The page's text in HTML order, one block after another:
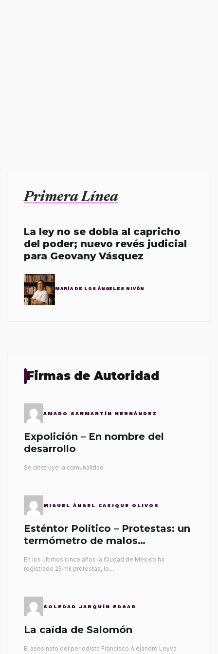
Primera Línea
La ley no se dobla al capricho
del poder; nuevo revés judicial
para Geovany Vásquez
MARÍA DE LOS ÁNGELES NIVÓN
Firmas de Autoridad
AMADO SANMARTÍN HERNÁNDEZ
Expolición – En nombre del
desarrollo
Se destruye la comunalidad
MIGUEL ÁNGEL CASIQUE OLIVOS
Esténtor Político – Protestas: un
termómetro de malos
En los últimos cinco años la Ciudad de México ha
registrado 25 mil protestas, lo…
SOLEDAD JARQUÍN EDGAR
La caída de Salomón
El asesinato del periodista Francisco Alejandro Leyva